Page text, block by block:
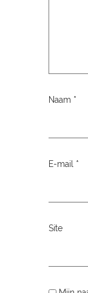
Naam *
E-mail *
Site